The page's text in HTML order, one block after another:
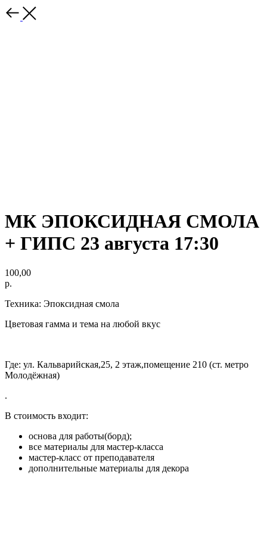
МК ЭПОКСИДНАЯ СМОЛА
+ ГИПС 23 августа 17:30
100,00
р.
Техника: Эпоксидная смола
Цветовая гамма и тема на любой вкус
Где: ул. Кальварийская,25, 2 этаж,помещение 210 (ст. метро
Молодёжная)
.
В стоимость входит:
основа для работы(борд);
все материалы для мастер-класса
мастер-класс от преподавателя
дополнительные материалы для декора